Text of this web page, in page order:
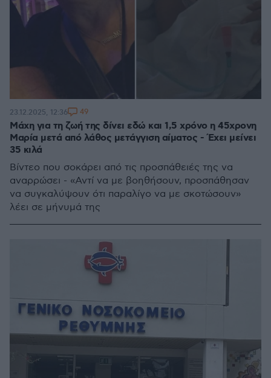
Μάχη για τη ζωή της δίνει εδώ και 1,5 χρόνο η 45χρονη
Μαρία μετά από λάθος μετάγγιση αίματος - Έχει μείνει
35 κιλά
Βίντεο που σοκάρει από τις προσπάθειές της να
αναρρώσει - «Αντί να με βοηθήσουν, προσπάθησαν
να συγκαλύψουν ότι παραλίγο να με σκοτώσουν»
λέει σε μήνυμά της
23.12.2025, 12:36 49